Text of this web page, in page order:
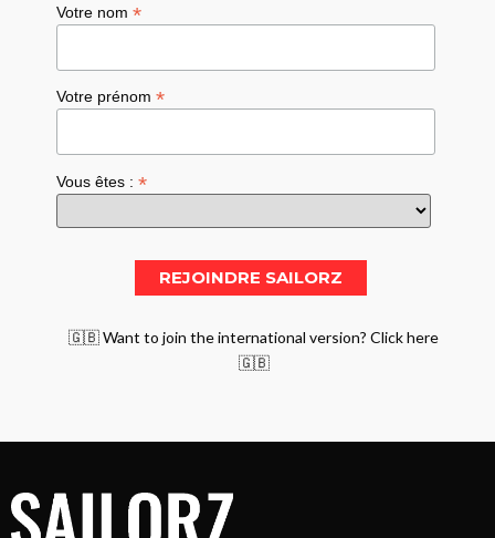
Votre nom*
Votre prénom*
Vous êtes :*
🇬🇧 Want to join the international version? Click here
🇬🇧